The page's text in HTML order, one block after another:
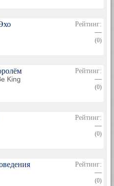
Рейтинг:
—
(0)
King
Рейтинг:
—
(0)
Рейтинг:
—
(0)
Рейтинг:
—
(0)